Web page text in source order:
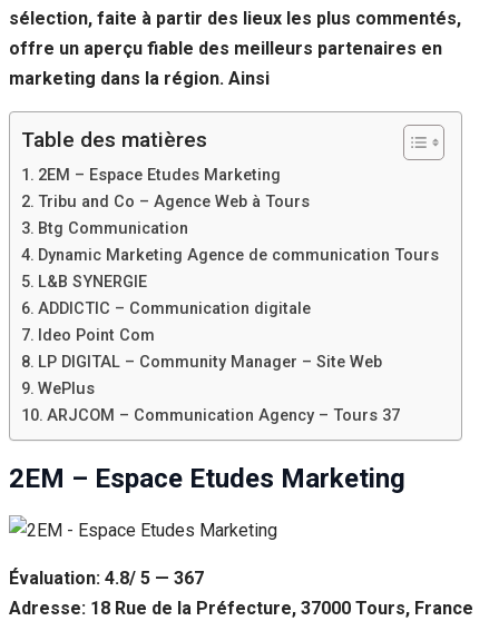
sélection, faite à partir des lieux les plus commentés,
offre un aperçu fiable des meilleurs partenaires en
marketing dans la région. Ainsi
Table des matières
2EM – Espace Etudes Marketing
Tribu and Co – Agence Web à Tours
Btg Communication
Dynamic Marketing Agence de communication Tours
L&B SYNERGIE
ADDICTIC – Communication digitale
Ideo Point Com
LP DIGITAL – Community Manager – Site Web
WePlus
ARJCOM – Communication Agency – Tours 37
2EM – Espace Etudes Marketing
Évaluation: 4.8/ 5 — 367
Adresse: 18 Rue de la Préfecture, 37000 Tours, France
Marketing
En partageant
votre
comportement
lorsque vous
visitez notre
site, vous
augmentez les
chances de
voir du
contenu et des
offres
personnalisés.